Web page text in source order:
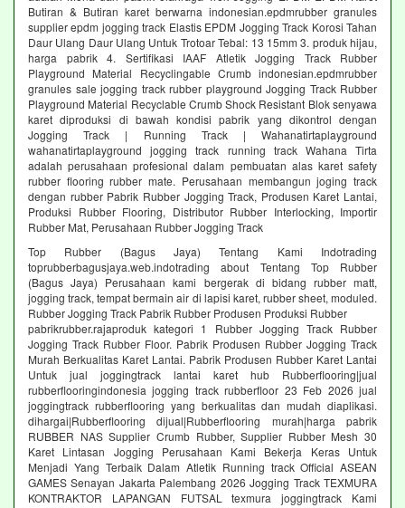
Butiran & Butiran karet berwarna indonesian.epdmrubber granules
supplier epdm jogging track Elastis EPDM Jogging Track Korosi Tahan
Daur Ulang Daur Ulang Untuk Trotoar Tebal: 13 15mm 3. produk hijau,
harga pabrik 4. Sertifikasi IAAF Atletik Jogging Track Rubber
Playground Material Recyclingable Crumb indonesian.epdmrubber
granules sale jogging track rubber playground Jogging Track Rubber
Playground Material Recyclable Crumb Shock Resistant Blok senyawa
karet diproduksi di bawah kondisi pabrik yang dikontrol dengan
Jogging Track | Running Track | Wahanatirtaplayground
wahanatirtaplayground jogging track running track Wahana Tirta
adalah perusahaan profesional dalam pembuatan alas karet safety
rubber flooring rubber mate. Perusahaan membangun joging track
dengan rubber Pabrik Rubber Jogging Track, Produsen Karet Lantai,
Produksi Rubber Flooring, Distributor Rubber Interlocking, Importir
Rubber Mat, Perusahaan Rubber Jogging Track
Top Rubber (Bagus Jaya) Tentang Kami Indotrading
toprubberbagusjaya.web.indotrading about Tentang Top Rubber
(Bagus Jaya) Perusahaan kami bergerak di bidang rubber matt,
jogging track, tempat bermain air di lapisi karet, rubber sheet, moduled.
Rubber Jogging Track Pabrik Rubber Produsen Produksi Rubber
pabrikrubber.rajaproduk kategori 1 Rubber Jogging Track Rubber
Jogging Track Rubber Floor. Pabrik Produsen Rubber Jogging Track
Murah Berkualitas Karet Lantai. Pabrik Produsen Rubber Karet Lantai
Untuk jual joggingtrack lantai karet hub Rubberflooring|jual
rubberflooringindonesia jogging track rubberfloor 23 Feb 2026 jual
joggingtrack rubberflooring yang berkualitas dan mudah diaplikasi.
dihargai|Rubberflooring dijual|Rubberflooring murah|harga pabrik
RUBBER NAS Supplier Crumb Rubber, Supplier Rubber Mesh 30
Karet Lintasan Jogging Perusahaan Kami Bekerja Keras Untuk
Menjadi Yang Terbaik Dalam Atletik Running track Official ASEAN
GAMES Senayan Jakarta Palembang 2026 Jogging Track TEXMURA
KONTRAKTOR LAPANGAN FUTSAL texmura joggingtrack Kami